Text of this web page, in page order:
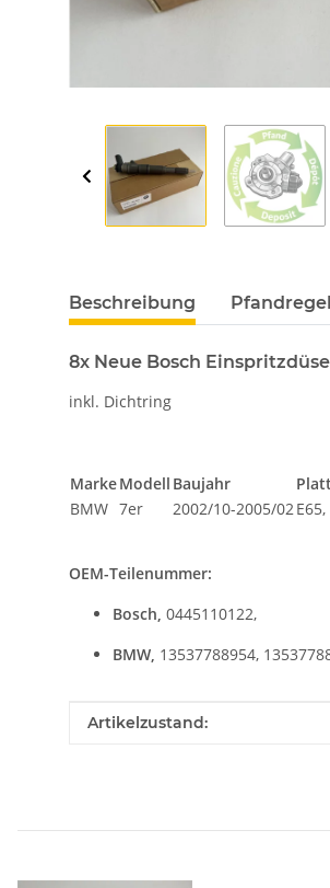
Beschreibung
8x Neue Bosch
inkl. Dichtring
MarkeModell Baujahr
BMW 7er 2002/10-2005/02
OEM-Teilenummer:
Bosch, 0445110122,
BMW, 13537788954,
Produkteigenschaft
Wert
Artikelzustand: